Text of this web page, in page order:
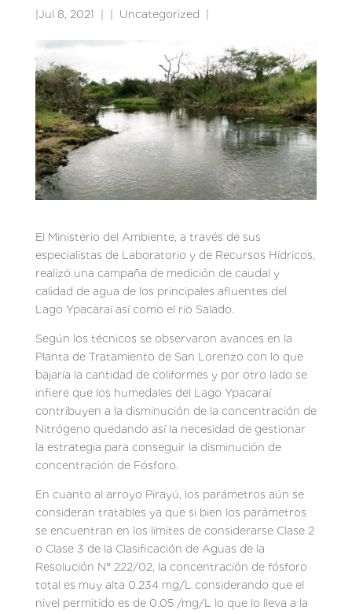
Jul 8, 2021 Uncategorized
El Ministerio del Ambiente, a través de sus
especialistas de Laboratorio y de Recursos Hídricos,
realizó una campaña de medición de caudal y
calidad de agua de los principales afluentes del
Lago Ypacaraí así como el río Salado.
Según los técnicos se observaron avances en la
Planta de Tratamiento de San Lorenzo con lo que
bajaría la cantidad de coliformes y por otro lado se
infiere que los humedales del Lago Ypacaraí
contribuyen a la disminución de la concentración de
Nitrógeno quedando así la necesidad de gestionar
la estrategia para conseguir la disminución de
concentración de Fósforo.
En cuanto al arroyo Pirayú, los parámetros aún se
consideran tratables ya que si bien los parámetros
se encuentran en los límites de considerarse Clase 2
o Clase 3 de la Clasificación de Aguas de la
Resolución N° 222/02, la concentración de fósforo
total es muy alta 0.234 mg/L considerando que el
nivel permitido es de 0.05 /mg/L lo que lo lleva a la